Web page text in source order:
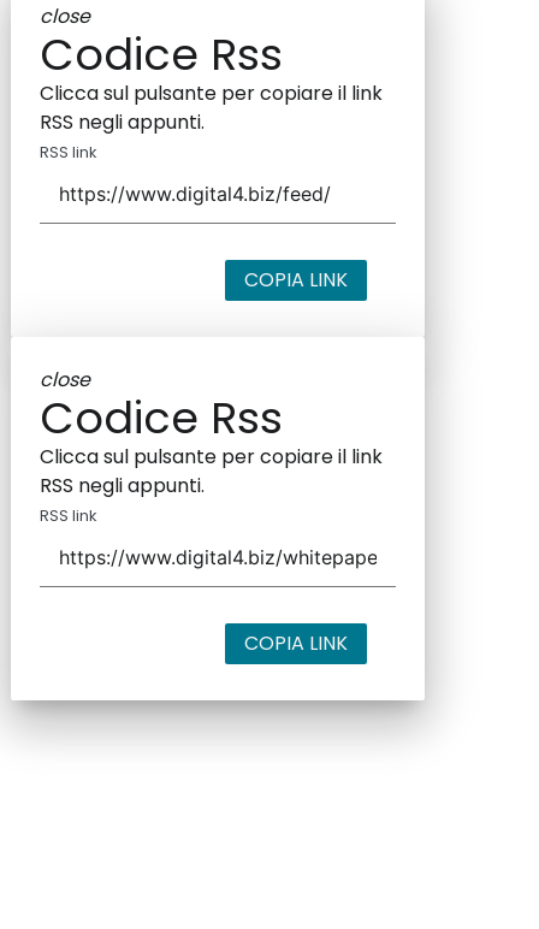
close
Codice Rss
Clicca sul pulsante per copiare il link
RSS negli appunti.
RSS link
COPIA LINK
close
Codice Rss
Clicca sul pulsante per copiare il link
RSS negli appunti.
RSS link
COPIA LINK